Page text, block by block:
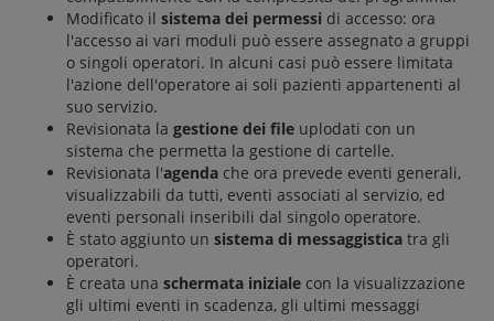
Modificato il sistema dei permessi di accesso: ora
l'accesso ai vari moduli può essere assegnato a gruppi
o singoli operatori. In alcuni casi può essere limitata
l'azione dell'operatore ai soli pazienti appartenenti al
suo servizio.
Revisionata la gestione dei file uplodati con un
sistema che permetta la gestione di cartelle.
Revisionata l'agenda che ora prevede eventi generali,
visualizzabili da tutti, eventi associati al servizio, ed
eventi personali inseribili dal singolo operatore.
È stato aggiunto un sistema di messaggistica tra gli
operatori.
È creata una schermata iniziale con la visualizzazione
gli ultimi eventi in scadenza, gli ultimi messaggi